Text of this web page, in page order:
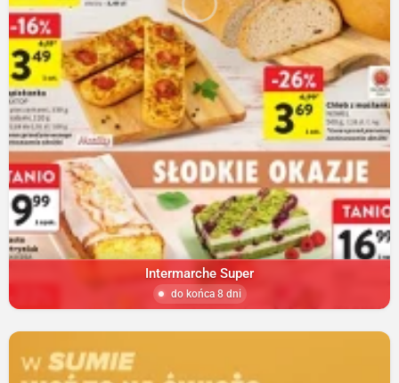
Intermarche Super
do końca 8 dni